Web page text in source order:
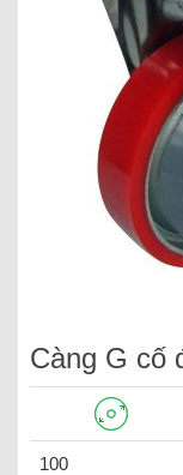
Càng G cố
100